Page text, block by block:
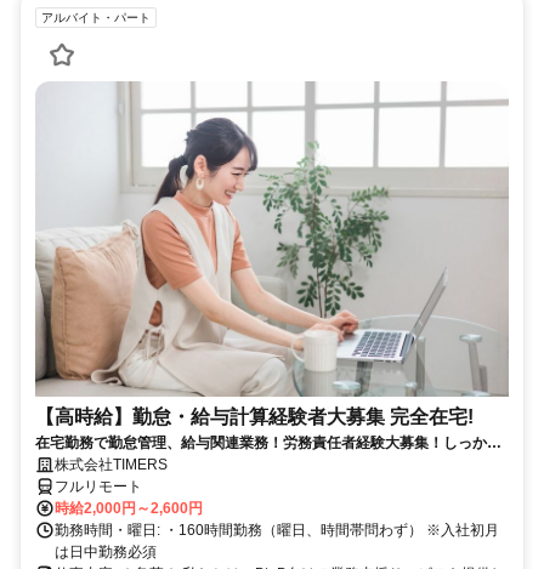
アルバイト・パート
【高時給】勤怠・給与計算経験者大募集 完全在宅!
在宅勤務で勤怠管理、給与関連業務！労務責任者経験大募集！しっかり
稼ぎたい方、注目！
株式会社TIMERS
フルリモート
時給2,000円～2,600円
勤務時間・曜日: ・160時間勤務（曜日、時間帯問わず） ※入社初月
は日中勤務必須